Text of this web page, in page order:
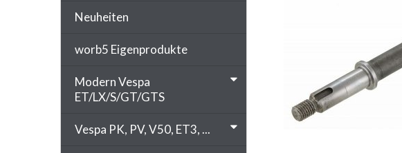
Neuheiten
worb5 Eigenprodukte
Modern Vespa
ET/LX/S/GT/GTS
Vespa PK, PV, V50, ET3, ...